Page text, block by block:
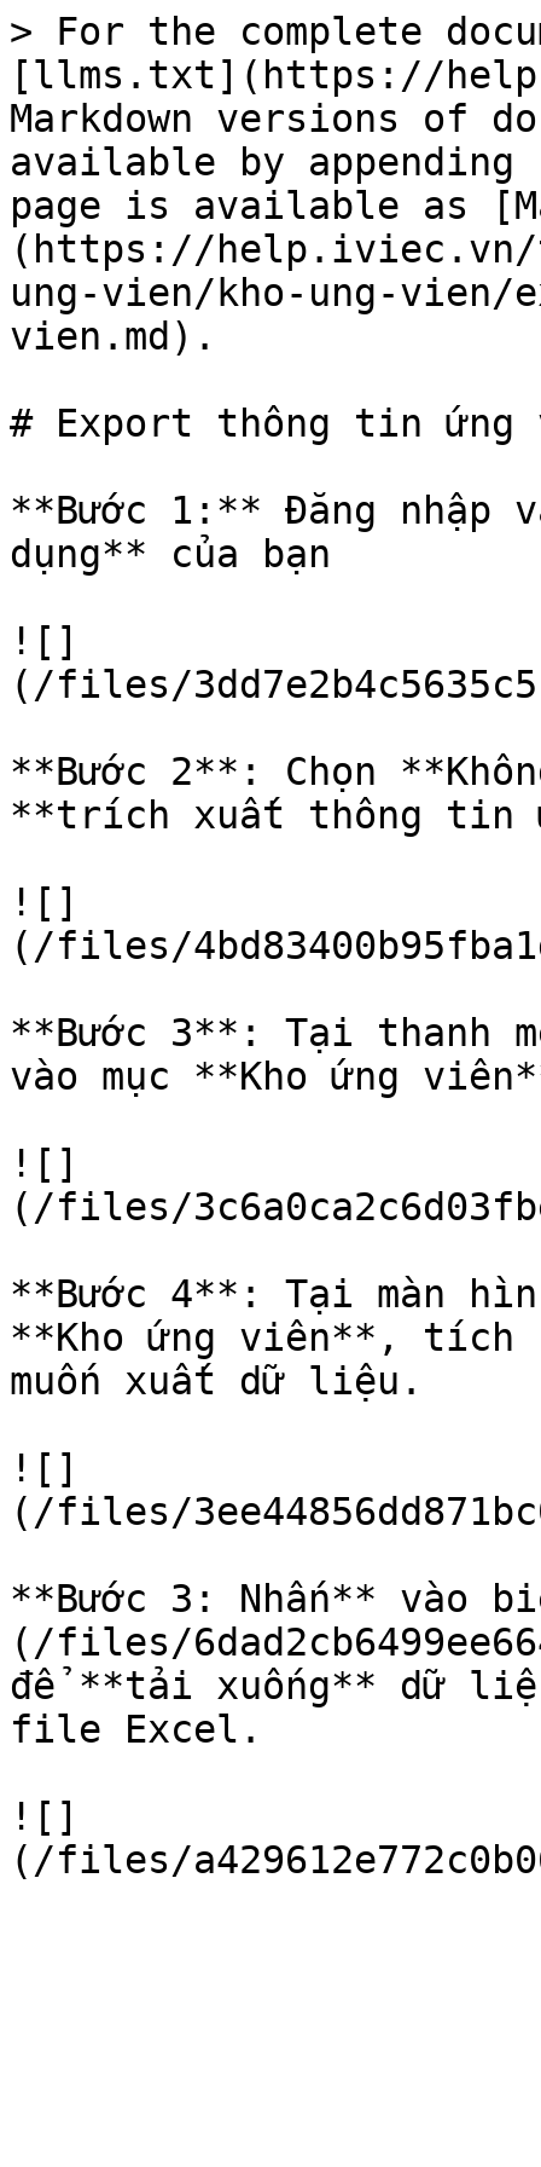
> For the complete
[llms.txt](https://
Markdown versions of
available by
page is available as
(https://help.iviec.vn/
ung-vien/kho-ung-
vien.md).
# Export thông tin ứng
**Bước 1:** Đăng nhập
dụng** của bạn
![]
(/files/
**Bước 2**: Chọn
**trích xuất thông tin
![]
(/files/
**Bước 3**: Tại thanh
vào mục **Kho ứng
![]
(/files/
**Bước 4**: Tại màn
**Kho ứng viên**, tích
muốn xuất dữ liệu.
![]
(/files/
**Bước 3: Nhấn** vào
(/files/
để **tải xuống** dữ
file Excel.
![]